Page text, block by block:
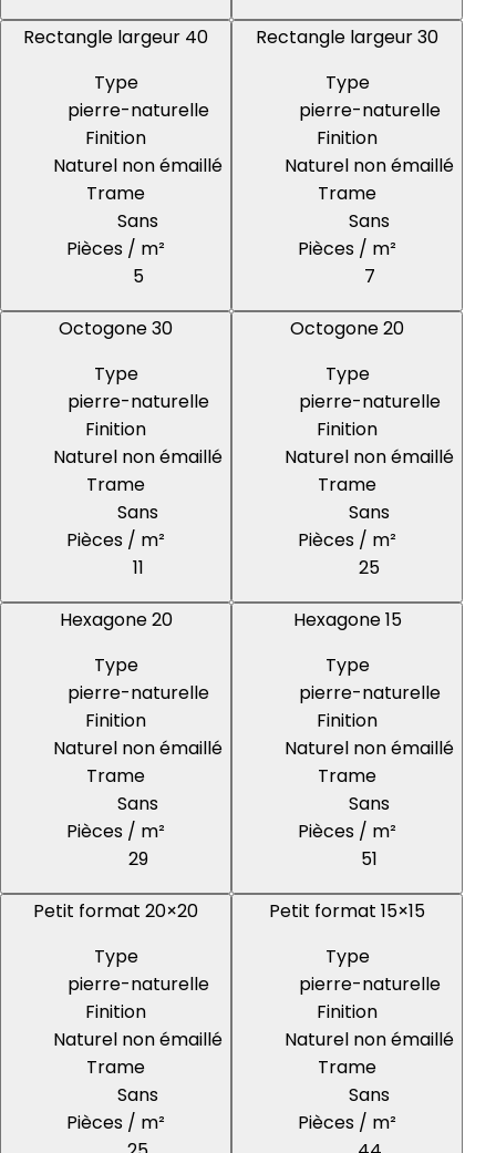
Rectangle largeur 40
Type
pierre-naturelle
Finition
Naturel non émaillé
Trame
Sans
Pièces / m²
5
Rectangle largeur 30
Type
pierre-naturelle
Finition
Naturel non émaillé
Trame
Sans
Pièces / m²
7
Octogone 30
Type
pierre-naturelle
Finition
Naturel non émaillé
Trame
Sans
Pièces / m²
11
Octogone 20
Type
pierre-naturelle
Finition
Naturel non émaillé
Trame
Sans
Pièces / m²
25
Hexagone 20
Type
pierre-naturelle
Finition
Naturel non émaillé
Trame
Sans
Pièces / m²
29
Hexagone 15
Type
pierre-naturelle
Finition
Naturel non émaillé
Trame
Sans
Pièces / m²
51
Petit format 20×20
Type
pierre-naturelle
Finition
Naturel non émaillé
Trame
Sans
Pièces / m²
Petit format 15×15
Type
pierre-naturelle
Finition
Naturel non émaillé
Trame
Sans
Pièces / m²